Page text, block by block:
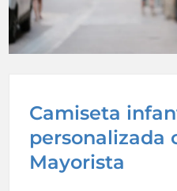
Camiseta
personalizada
Mayorista